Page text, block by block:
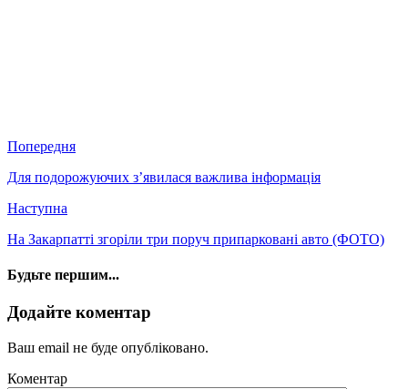
Попередня
Для подорожуючих з’явилася важлива інформація
Наступна
На Закарпатті згоріли три поруч припарковані авто (ФОТО)
Будьте першим...
Додайте коментар
Ваш email не буде опубліковано.
Коментар